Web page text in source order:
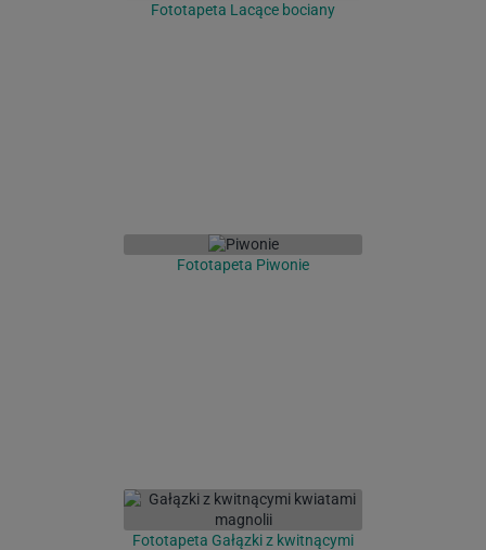
Fototapeta Lacące bociany
Fototapeta Piwonie
Fototapeta Gałązki z kwitnącymi